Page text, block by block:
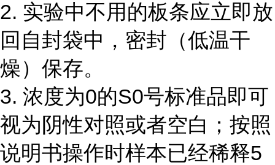
2. 实验中不用的板条应立即放
回自封袋中，密封（低温干
燥）保存。
3. 浓度为0的S0号标准品即可
视为阴性对照或者空白；按照
说明书操作时样本已经稀释5